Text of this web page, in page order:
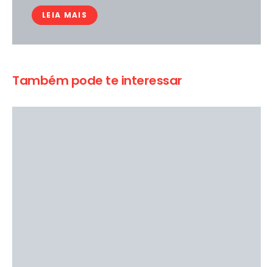
LEIA MAIS
Também pode te interessar